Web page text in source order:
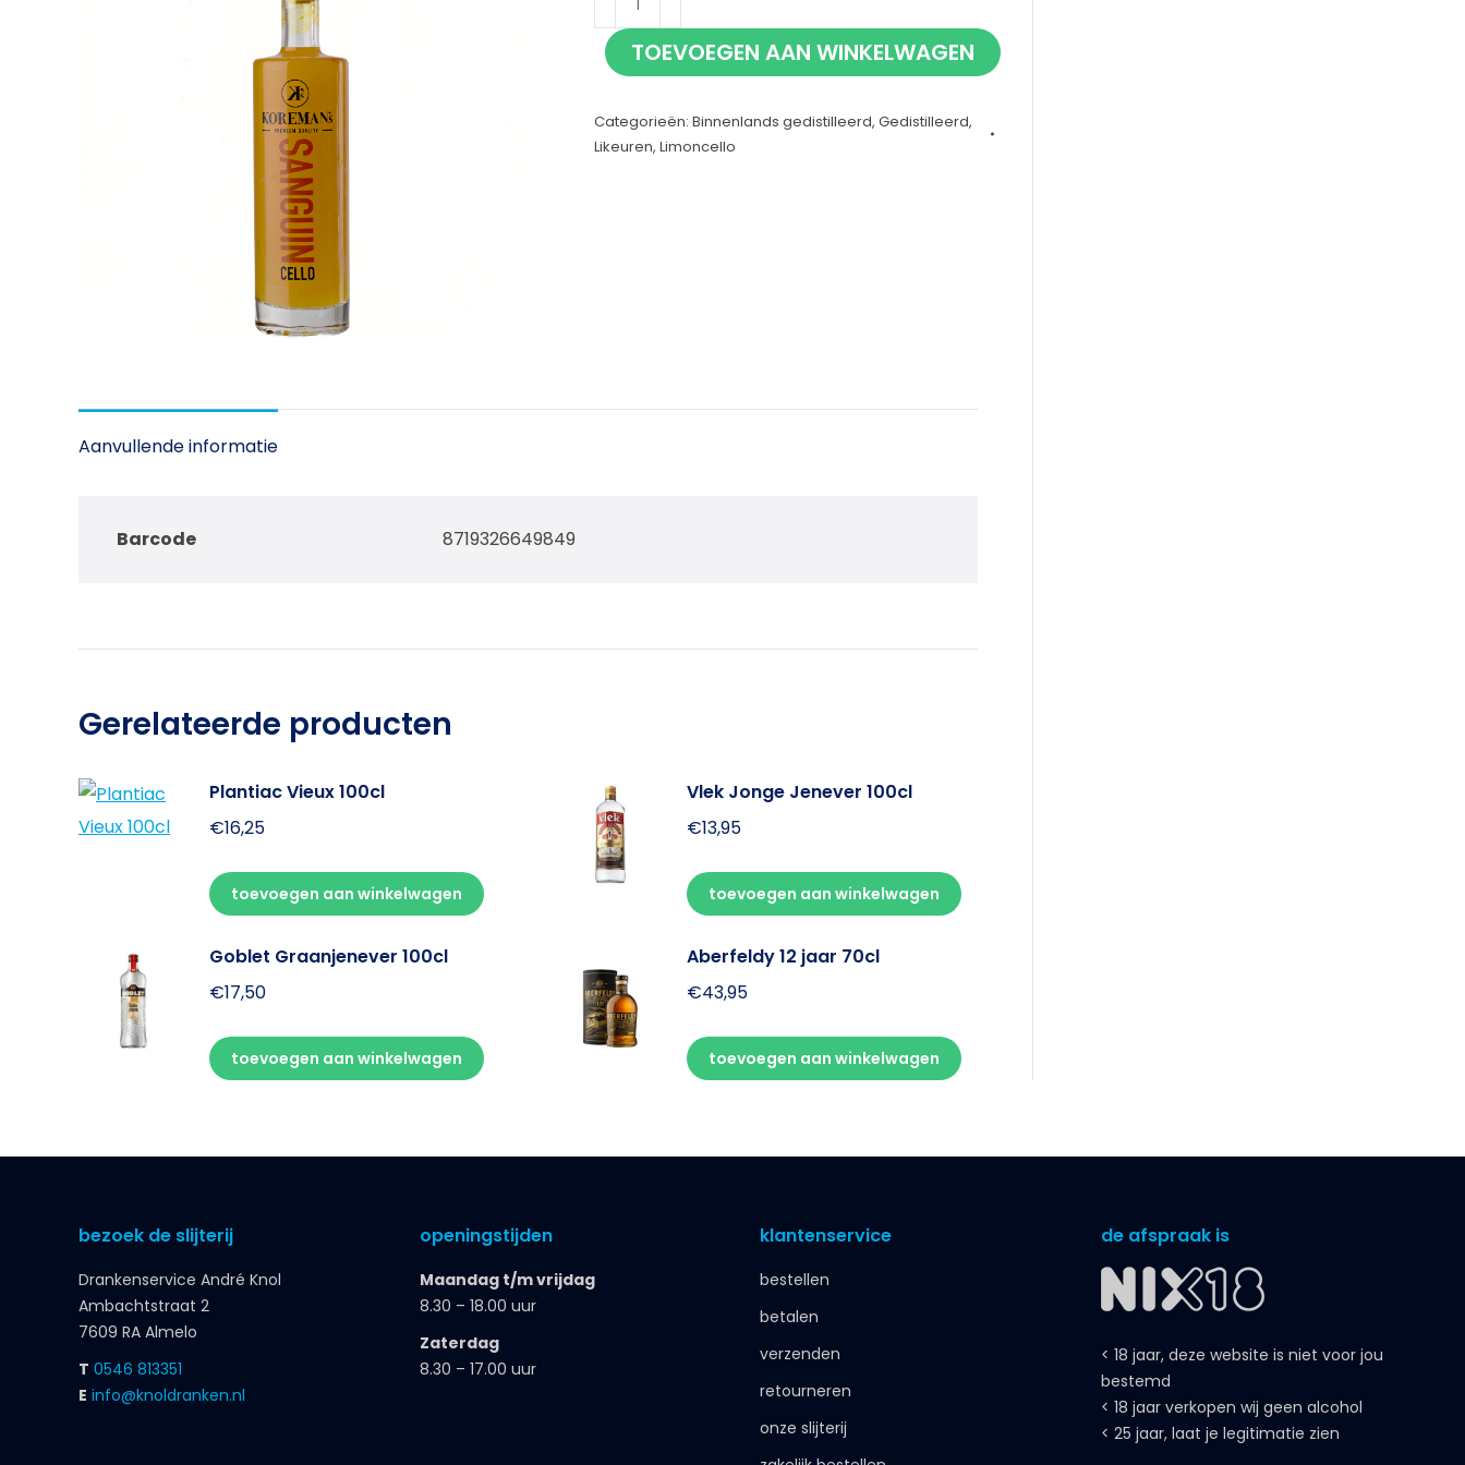
Sanguin
cello
aantal
TOEVOEGEN AAN WINKELWAGEN
Categorieën: Binnenlands gedistilleerd, Gedistilleerd,
Likeuren, Limoncello
Aanvullende informatie
Barcode 8719326649849
Gerelateerde producten
Plantiac Vieux 100cl
€16,25
toevoegen aan winkelwagen
Vlek Jonge Jenever 100cl
€13,95
toevoegen aan winkelwagen
Goblet Graanjenever 100cl
€17,50
toevoegen aan winkelwagen
Aberfeldy 12 jaar 70cl
€43,95
toevoegen aan winkelwagen
bezoek de slijterij
Drankenservice André Knol
Ambachtstraat 2
7609 RA Almelo
T 0546 813351
E info@knoldranken.nl
openingstijden
Maandag t/m vrijdag
8.30 – 18.00 uur
Zaterdag
8.30 – 17.00 uur
klantenservice
bestellen
betalen
verzenden
retourneren
onze slijterij
de afspraak is
< 18 jaar, deze website is niet voor jou
bestemd
< 18 jaar verkopen wij geen alcohol
< 25 jaar, laat je legitimatie zien